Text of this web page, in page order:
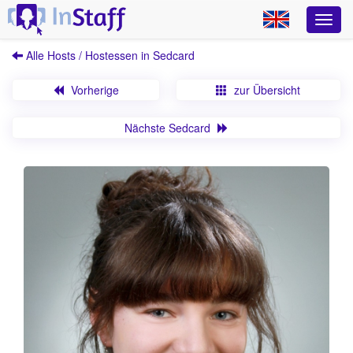
Alle Hosts / Hostessen in Sedcard
Vorherige zur Übersicht
Nächste Sedcard